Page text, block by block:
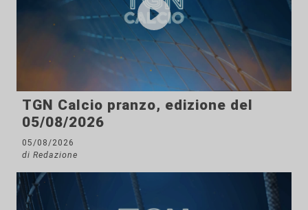
TGN Calcio pranzo, edizione del
05/08/2026
05/08/2026
di Redazione